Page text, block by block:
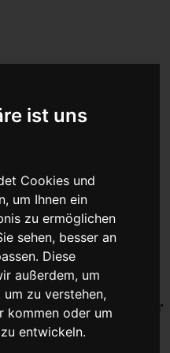
ist uns
Cookies und
um Ihnen ein
zu ermöglichen
sehen, besser an
Diese
außerdem, um
um zu verstehen,
kommen oder um
entwickeln.
Steuergerät
KVA
Prüfungen
aller Art, unter
Airbag-
uvm.
viel Erfahrung und
Steuergeräten und
Reparaturen. So
Steuergeräte Reparatur
Fahrzeugarten - sei
die Reparatur von